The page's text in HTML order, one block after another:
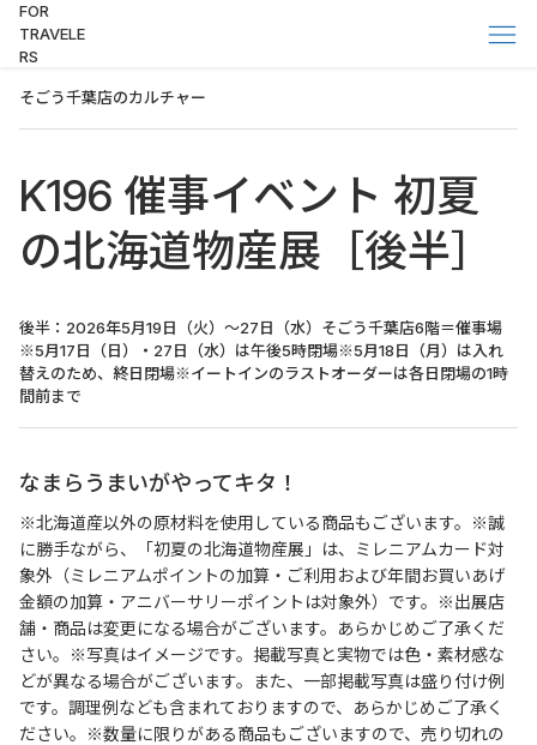
FOR
TRAVELE
RS
そごう千葉店のカルチャー
K196 催事イベント 初夏
の北海道物産展［後半］
後半：2026年5月19日（火）～27日（水）そごう千葉店6階＝催事場
※5月17日（日）・27日（水）は午後5時閉場※5月18日（月）は入れ
替えのため、終日閉場※イートインのラストオーダーは各日閉場の1時
間前まで
なまらうまいがやってキタ！
※北海道産以外の原材料を使用している商品もございます。
※誠
に勝手ながら、「初夏の北海道物産展 」は、ミレニアムカード対
象外（ミレニアムポイントの加算・ご利用および年間お買いあげ
金額の加算・アニバーサリーポイントは対象外）です。※出展店
舗・商品は変更になる場合がございます。あらかじめご了承くだ
さい。※写真はイメージです。掲載写真と実物では色・素材感な
どが異なる場合がございます。また、一部掲載写真は盛り付け例
です。調理例なども含まれておりますので、あらかじめご了承く
ださい。※数量に限りがある商品もございますので、売り切れの